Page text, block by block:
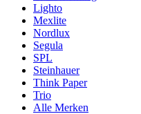
Lighto
Mexlite
Nordlux
Segula
SPL
Steinhauer
Think Paper
Trio
Alle Merken